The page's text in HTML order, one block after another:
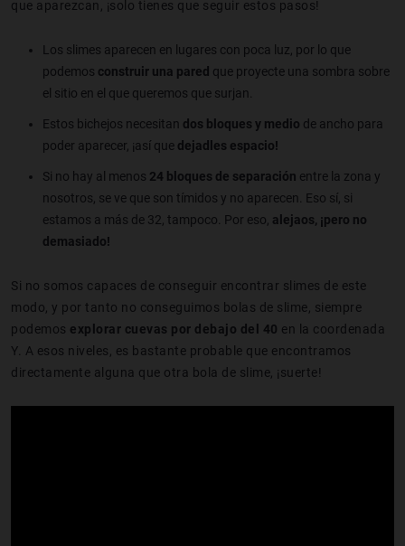
que aparezcan, ¡solo tienes que seguir estos pasos!
Los slimes aparecen en lugares con poca luz, por lo que
podemos construir una pared que proyecte una sombra sobre
el sitio en el que queremos que surjan.
Estos bichejos necesitan dos bloques y medio de ancho para
poder aparecer, ¡así que dejadles espacio!
Si no hay al menos 24 bloques de separación entre la zona y
nosotros, se ve que son tímidos y no aparecen. Eso sí, si
estamos a más de 32, tampoco. Por eso, alejaos, ¡pero no
demasiado!
Si no somos capaces de conseguir encontrar slimes de este
modo, y por tanto no conseguimos bolas de slime, siempre
podemos explorar cuevas por debajo del 40 en la coordenada
Y. A esos niveles, es bastante probable que encontramos
directamente alguna que otra bola de slime, ¡suerte!